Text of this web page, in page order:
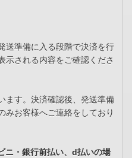
送準備に入る段階で決済を行
示される内容をご確認くださ
ます。決済確認後、発送準備
みお客様へご連絡をしており
ニ・銀行前払い、d払いの場